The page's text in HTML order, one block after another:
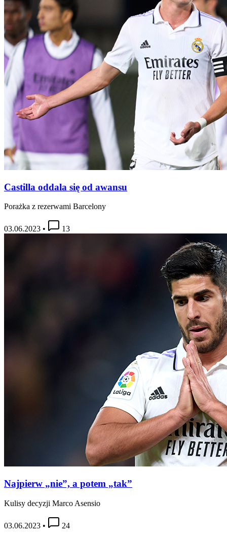
Castilla oddala się od awansu
Porażka z rezerwami Barcelony
03.06.2023 • 13
Najpierw „nie”, a potem „tak”
Kulisy decyzji Marco Asensio
03.06.2023 • 24